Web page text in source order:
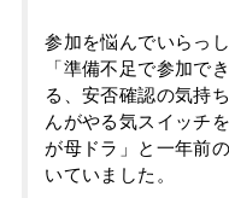
参加を悩んでいらっ
「準備不足で参加で
る、安否確認の気持
んがやる気スイッチ
が母ドラ」と一年前
いていました。